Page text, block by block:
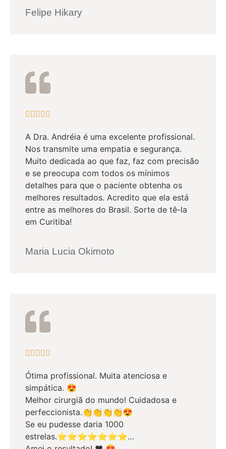
Felipe Hikary
    
A Dra. Andréia é uma excelente profissional.
Nos transmite uma empatia e segurança.
Muito dedicada ao que faz, faz com precisão
e se preocupa com todos os mínimos
detalhes para que o paciente obtenha os
melhores resultados. Acredito que ela está
entre as melhores do Brasil. Sorte de tê-la
em Curitiba!
Maria Lucia Okimoto
    
Ótima profissional. Muita atenciosa e
simpática. 😍
Melhor cirurgiã do mundo! Cuidadosa e
perfeccionista.👏👏👏👏😍
Se eu pudesse daria 1000
estrelas.⭐⭐⭐⭐⭐⭐⭐…